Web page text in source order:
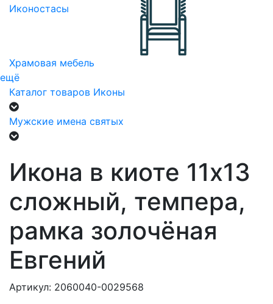
Иконостасы
Храмовая мебель
ещё
Каталог товаров Иконы
Мужские имена святых
Икона в киоте 11х13
сложный, темпера,
рамка золочёная
Евгений
Артикул: 2060040-0029568